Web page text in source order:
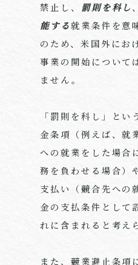
禁止し、 罰則を科し
能する就業条件を意
のため、米国外にお
事業の開始について
ません。
「罰則を科し」と
金条項（例えば、就
への就業をした場合
務を負わせる場合）
支払い（競合先への
金の支払条件として
れに含まれると考え
また、競業避止条項